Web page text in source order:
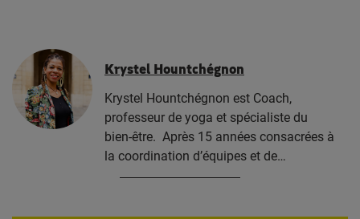
Krystel Hountchégnon
Krystel Hountchégnon est Coach,
professeur de yoga et spécialiste du
bien-être. Après 15 années consacrées à
la coordination d’équipes et de…